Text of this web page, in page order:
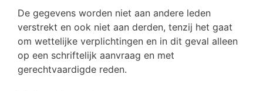
De gegevens worden niet aan andere leden
verstrekt en ook niet aan derden, tenzij het gaat
om wettelijke verplichtingen en in dit geval alleen
op een schriftelijk aanvraag en met
gerechtvaardigde reden.